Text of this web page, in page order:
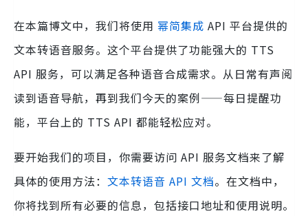
在本篇博文中，我们将使用 幂简集成 API 平台提供的
文本转语音服务。这个平台提供了功能强大的 TTS
API 服务，可以满足各种语音合成需求。从日常有声阅
读到语音导航，再到我们今天的案例——每日提醒功
能，平台上的 TTS API 都能轻松应对。
要开始我们的项目，你需要访问 API 服务文档来了解
具体的使用方法： 文本转语音 API 文档。在文档中，
你将找到所有必要的信息，包括接口地址和使用说明。